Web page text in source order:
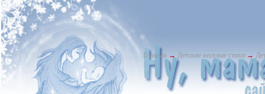
Главная → Детские веселые стихи →